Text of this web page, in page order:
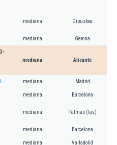
mediana Gipuzkoa
mediana Gerona
mediana Alicante
mediana Madrid
mediana Barcelona
mediana Palmas (las)
mediana Barcelona
mediana Valladolid